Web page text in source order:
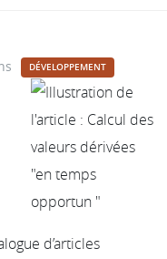
DÉVELOPPEMENT
d’articles